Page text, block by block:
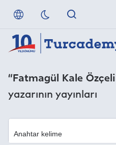
Referanslarımız
Uzaktan Erişim
“Fatmagül Kale
yazarının yayınları